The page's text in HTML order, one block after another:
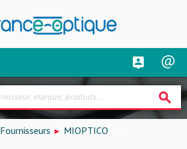
search
Fournisseurs MIOPTICO